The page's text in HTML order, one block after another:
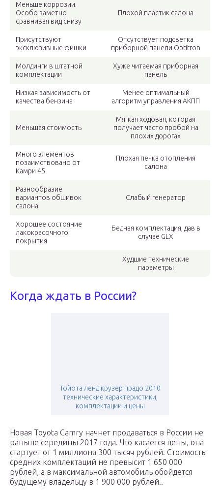
Меньше коррозии.
Особо заметно
сравнивая вид снизу
Плохой пластик салона
Присутствуют
эксклюзивные фишки
Отсутствует подсветка
приборной панели Optitron
Молдинги в штатной
комплектации
Хуже читаемая приборная
панель
Низкая зависимость от
качества бензина
Менее оптимальный
алгоритм управления АКПП
Меньшая стоимость
Мягкая ходовая, которая
получает часто пробой на
плохих дорогах
Много элементов
позаимствовано от
Камри 45
Плохая печка отопления
салона
Разнообразие
вариантов обшивок
салона
Слабый генератор
Хорошее состояние
лакокрасочного
покрытия
Бедная комплектация, дав в
случае GLX
Худшие технические
параметры
Когда ждать в России?
Тойота ленд крузер прадо 2010
технические характеристики,
комплектации и цены
Новая Toyota Camry начнет продаваться в России не
раньше середины 2017 года. Что касается цены, она
стартует от 1 миллиона 300 тысяч рублей. Стоимость
средних комплектаций не превысит 1 650 000
рублей, а в максимальной автомобиль обойдется
будущему владельцу в 1 900 000 рублей..